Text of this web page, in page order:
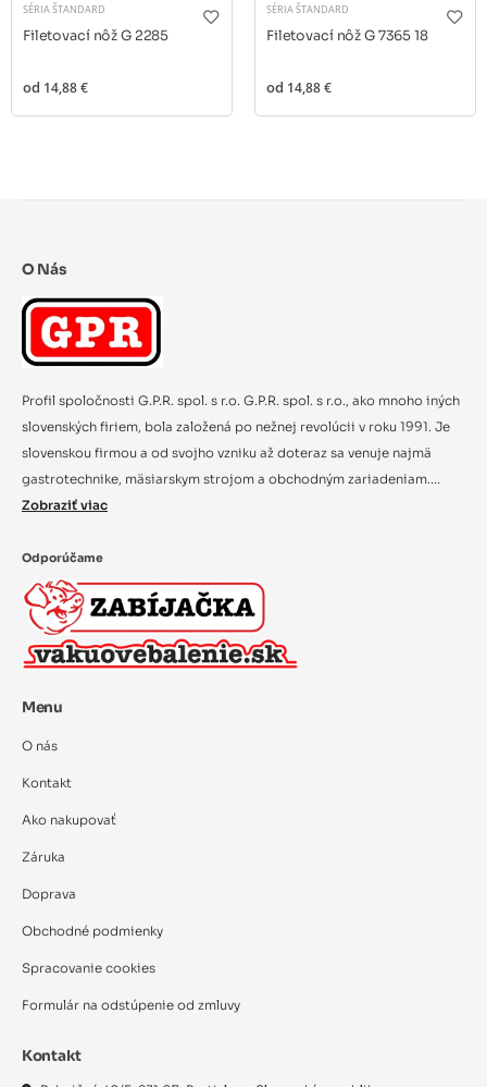
SÉRIA ŠTANDARD
Filetovací nôž G 2285
od 14,88 €
SÉRIA ŠTANDARD
Filetovací nôž G 7365 18
od 14,88 €
O Nás
Profil spoločnosti G.P.R. spol. s r.o. G.P.R. spol. s r.o., ako mnoho iných
slovenských firiem, bola založená po nežnej revolúcii v roku 1991. Je
slovenskou firmou a od svojho vzniku až doteraz sa venuje najmä
gastrotechnike, mäsiarskym strojom a obchodným zariadeniam....
Zobraziť viac
Odporúčame
Menu
O nás
Kontakt
Ako nakupovať
Záruka
Doprava
Obchodné podmienky
Spracovanie cookies
Formulár na odstúpenie od zmluvy
Kontakt